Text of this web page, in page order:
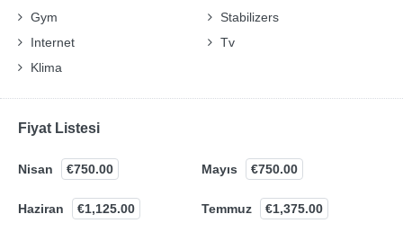
Gym
Internet
Klima
Stabilizers
Tv
Fiyat Listesi
Nisan €750.00 Mayıs €750.00
Haziran €1,125.00 Temmuz €1,375.00